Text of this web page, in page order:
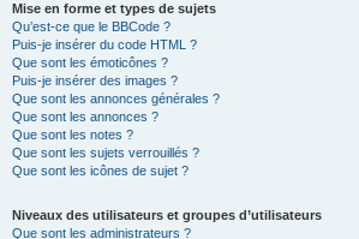
Mise en forme et types de sujets
Qu’est-ce que le BBCode ?
Puis-je insérer du code HTML ?
Que sont les émoticônes ?
Puis-je insérer des images ?
Que sont les annonces générales ?
Que sont les annonces ?
Que sont les notes ?
Que sont les sujets verrouillés ?
Que sont les icônes de sujet ?
Niveaux des utilisateurs et groupes d’utilisateurs
Que sont les administrateurs ?